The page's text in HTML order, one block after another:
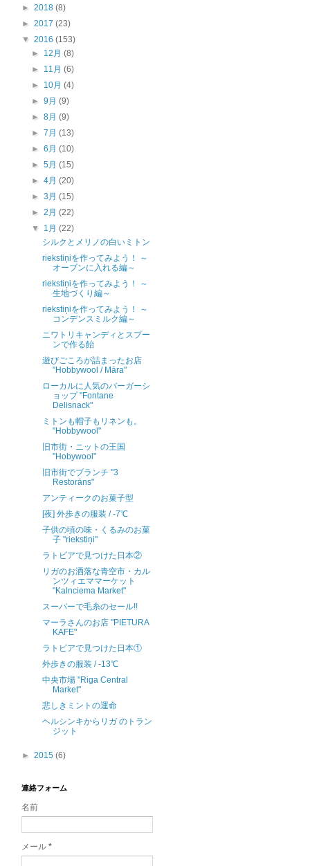
► 2018 (8)
► 2017 (23)
▼ 2016 (153)
► 12月(8)
► 11月(6)
► 10月(4)
►9月(9)
►8月(9)
►7月(13)
►6月(10)
►5月(15)
►4月(20)
►3月(15)
►2月(22)
▼ 1月(22)
シルクとメリノの白いミトン
riekstiņiを作ってみよう！ ～
オーブンに入れる編～
riekstiņiを作ってみよう！ ～
生地づくり編～
riekstiņiを作ってみよう！ ～
コンデンスミルク編～
ニワトリキャンディとスプー
ンで作る飴
遊びごころが詰まったお店
"Hobbywool / Māra"
ローカルに人気のバーガーシ
ョップ "Fontane
Delisnack"
ミトンも帽子もリネンも。
"Hobbywool"
旧市街・ニットの王国
"Hobywool"
旧市街でブランチ "3
Restorāns"
アンティークのお菓子型
[夜] 外歩きの服装 / -7℃
子供の頃の味・くるみのお菓
子 "riekstiņi"
ラトビアで見つけた日本②
リガのお洒落な青空市・カル
ンツィエママーケット
"Kalnciema Market"
スーパーで毛糸のセール!!
マーラさんのお店 "PIETURA
KAFE"
ラトビアで見つけた日本①
外歩きの服装 / -13℃
中央市場 "Riga Central
Market"
悲しきミントの運命
ヘルシンキからリガ のトラン
ジット
► 2015 (6)
連絡フォーム
名前
メール *